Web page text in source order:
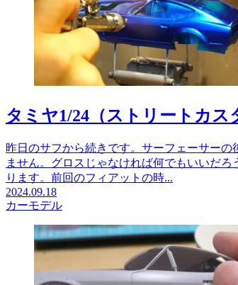
タミヤ1/24（ストリートカ
昨日のサフから続きです。サーフェーサー
ません。グロスじゃなければ何でもいいだ
ります。前回のフィアットの時...
2024.09.18
カーモデル